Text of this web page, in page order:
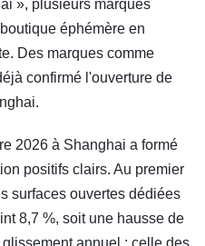
», plusieurs marques
éphémère en
Des marques comme
confirmé l'ouverture de
2026 à Shanghai a formé
positifs clairs. Au premier
surfaces ouvertes dédiées
8,7 %, soit une hausse de
annuel ; celle des